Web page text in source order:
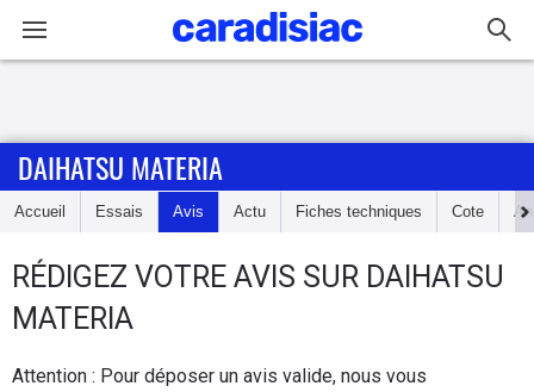
Accueil
Essais
d'achat
DAIHATSU MATERIA
Accueil Essais Avis Actu Fiches techniques Cote
RÉDIGEZ VOTRE AVIS SUR DAIHATSU
MATERIA
Attention : Pour déposer un avis valide, nous vous